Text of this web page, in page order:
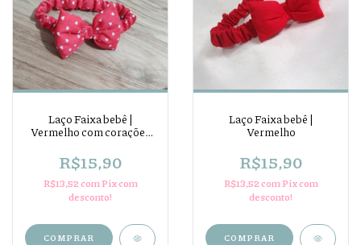
Laço Faixa bebê |
Vermelho com corações
R$15,90
R$13,52comPix com
desconto!
Laço Faixa bebê |
Vermelho
R$15,90
R$13,52comPix com
desconto!